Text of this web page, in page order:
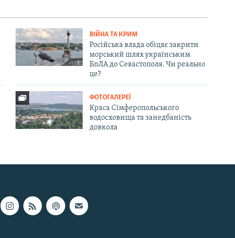
ВІЙНА ТА КРИМ
Російська влада обіцяє закрити
морський шлях українським
БпЛА до Севастополя. Чи реально
це?
ФОТОГАЛЕРЕЇ
Краса Сімферопольського
водосховища та занедбаність
довкола